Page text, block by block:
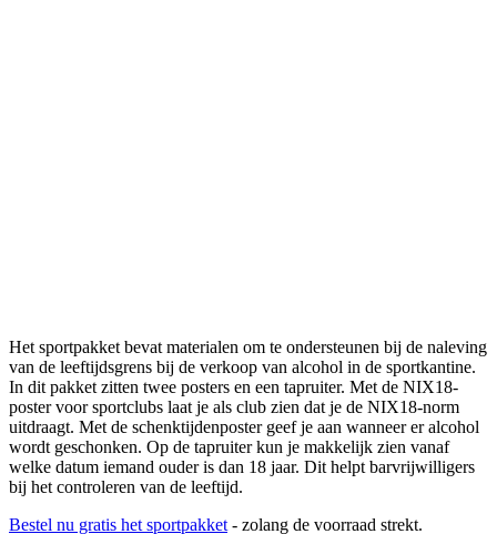
Het sportpakket bevat materialen om te ondersteunen bij de naleving
van de leeftijdsgrens bij de verkoop van alcohol in de sportkantine.
In dit pakket zitten twee posters en een tapruiter. Met de NIX18-
poster voor sportclubs laat je als club zien dat je de NIX18-norm
uitdraagt. Met de schenktijdenposter geef je aan wanneer er alcohol
wordt geschonken. Op de tapruiter kun je makkelijk zien vanaf
welke datum iemand ouder is dan 18 jaar. Dit helpt barvrijwilligers
bij het controleren van de leeftijd.
Bestel nu gratis het sportpakket - zolang de voorraad strekt.